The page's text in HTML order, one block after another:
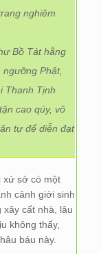
nghiêm
Bồ Tát hằng
Phật,
Thanh Tịnh
cao qúy, vô
tự để diễn đạt
xứ sở có một
cảnh giới sinh
cất nhà, lâu
không thấy,
báu này.